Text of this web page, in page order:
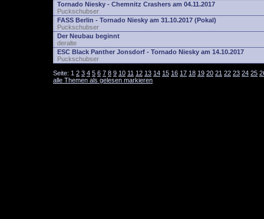
Tornado Niesky - Chemnitz Crashers am 04.11.2017
Puckschubser
FASS Berlin - Tornado Niesky am 31.10.2017 (Pokal)
Puckschubser
Der Neubau beginnt
deralte
ESC Black Panther Jonsdorf - Tornado Niesky am 14.10.2017
Puckschubser
Seite: 1 2 3 4 5 6 7 8 9 10 11 12 13 14 15 16 17 18 19 20 21 22 23 24 25
alle Themen als gelesen markieren